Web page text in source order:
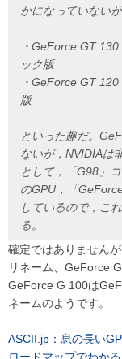
かになっていない
・GeForce GT
ック版
・GeForce GT
版
といった趣だ。
ないが，NVIDIAは
として，「G98」
のGPU，「
しているので，こ
る。
確定ではありません
リネーム、GeForce
GeForce G 100は
ネームのようです。
ASCII.jp：息の長い